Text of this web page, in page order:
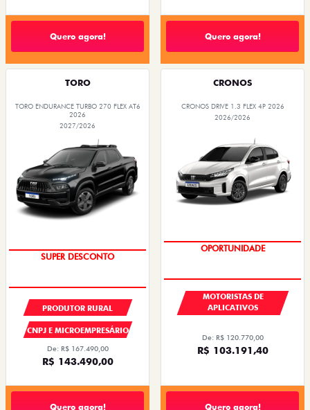
Quero agora! Quero agora!
TORO
TORO ENDURANCE TURBO 270 FLEX AT6
2026
2027/2026
SUPER DESCONTO
PRODUTOR RURAL
CNPJ E MICROEMPRESÁRIO
De: R$ 167.490,00
R$ 143.490,00
Quero agora!
CRONOS
CRONOS DRIVE 1.3 FLEX 4P 2026
2026/2026
OPORTUNIDADE
MOTORISTAS DE
APLICATIVOS
De: R$ 120.770,00
R$ 103.191,40
Quero agora!